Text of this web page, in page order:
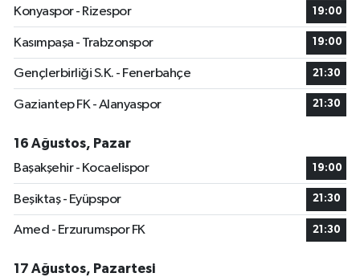
Konyaspor - Rizespor
19:00
Kasımpaşa - Trabzonspor 19:00
Gençlerbirliği S.K. - Fenerbahçe 21:30
Gaziantep FK - Alanyaspor 21:30
16 Ağustos, Pazar
Başakşehir - Kocaelispor
19:00
Beşiktaş - Eyüpspor 21:30
Amed - Erzurumspor FK 21:30
17 Ağustos, Pazartesi